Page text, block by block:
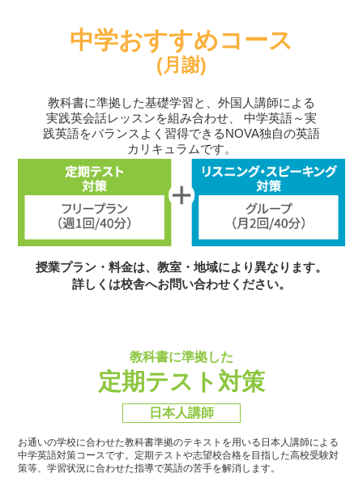
中学おすすめコース
(月謝)
教科書に準拠した基礎学習と、外国人講師による
実践英会話レッスンを組み合わせ、
中学英語～実
践英語をバランスよく習得できるNOVA独自の英語
カリキュラムです。
授業プラン・料金は、教室・地域により異なります。
詳しくは校舎へお問い合わせください。
教科書に準拠した
定期テスト対策
日本人講師
お通いの学校に合わせた教科書準拠のテキストを用いる日本人講師による
中学英語対策コースです。 定期テストや志望校合格を目指した高校受験対
策等、学習状況に合わせた指導で英語の苦手を解消します。